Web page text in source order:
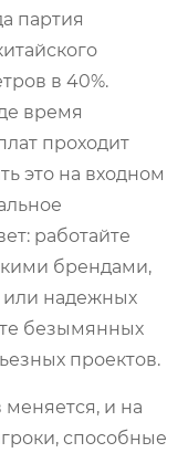
партия
в 40%.
время
проходит
это на входном
работайте
брендами,
надежных
безымянных
проектов.
и на
способные